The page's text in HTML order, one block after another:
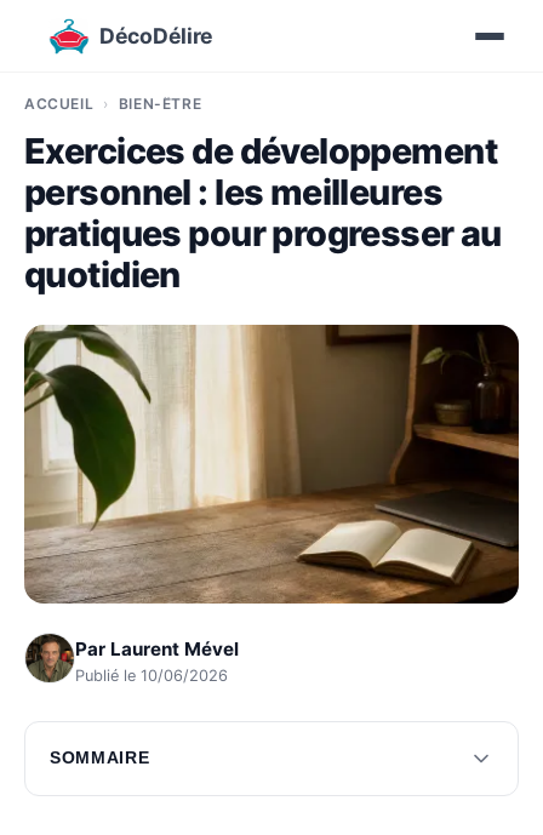
DécoDélire
ACCUEIL BIEN-ÊTRE
Exercices de développement
personnel : les meilleures
pratiques pour progresser au
quotidien
Par Laurent Mével
Publié le 10/06/2026
SOMMAIRE
Techniques de méditation pour le